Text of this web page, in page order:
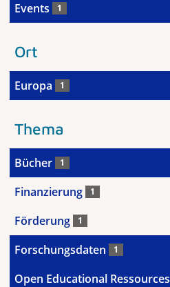
Events 1
Ort
Europa 1
Thema
Bücher 1
Finanzierung 1
Förderung 1
Forschungsdaten 1
Open Educational Ressources